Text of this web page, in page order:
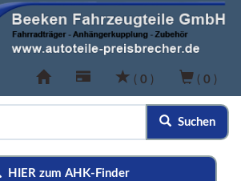
( 0 ) ( 0 )
Suchen
HIER zum AHK-Finder